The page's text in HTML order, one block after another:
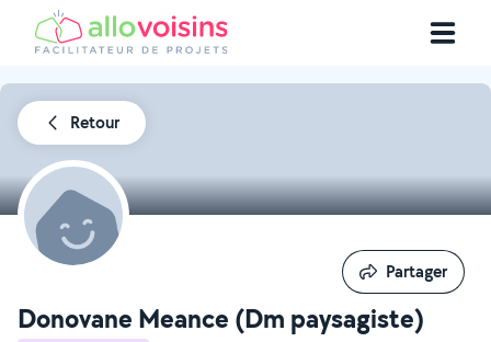
Retour
Donovane Meance (Dm paysagiste)
Partager
Partager